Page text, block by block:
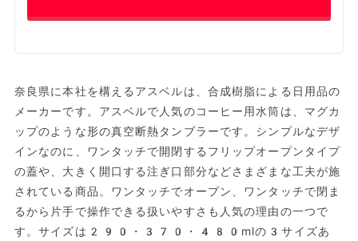
奈良県に本社を構えるアスベルは、合成樹脂による日用品の
メーカーです。アスベルで人気のコーヒー用水筒は、マグカ
ップのような形の真空断熱タンブラーです。シンプルなデザ
インなのに、ワンタッチで開閉するフリップオープンタイプ
の蓋や、大きく開口する注ぎ口部分などさまざまな工夫が施
されている商品。ワンタッチでオープン、ワンタッチで閉ま
るから片手で操作できる扱いやすさも人気の理由の一つで
す。サイズは290・370・480mlの3サイズあ